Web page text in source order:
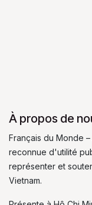
À propos de
Français du Monde
reconnue d'utilité
représenter et
Vietnam.